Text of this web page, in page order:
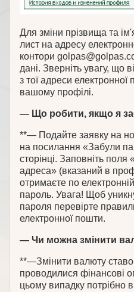
Для зміни прізвища та
лист на адресу
контори
дані. Зверніть увагу, що
з тої адреси
вашому профілі.
— Що робити, якщо я
**— Подайте заявку на
на посилання «Забули
сторінці. Заповніть поля
адреса» (вказаний в
отримаєте по
пароль. Увага! Щоб
пароля перевірте
електронної пошти.
— Чи можна змінити
**—Змінити валюту
проводилися фінансові
цьому випадку потрібно